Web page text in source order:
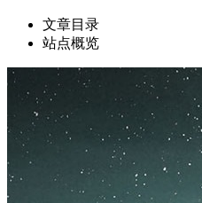
文章目录
站点概览